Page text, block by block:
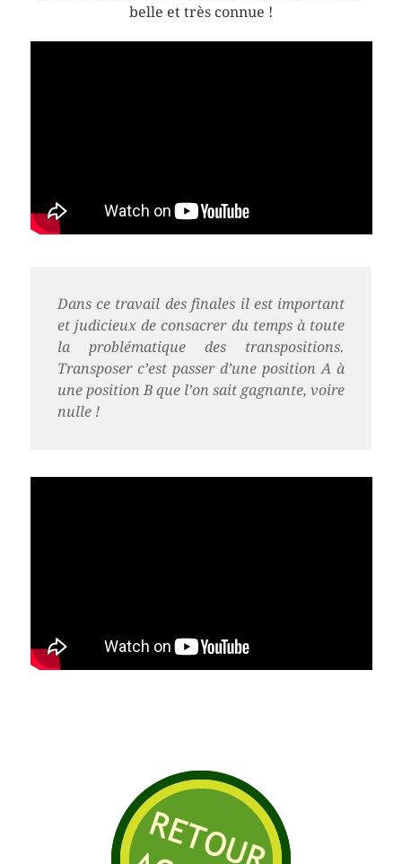
belle et très connue !
Dans ce travail des finales il est important
et judicieux de consacrer du temps à toute
la problématique des transpositions.
Transposer c’est passer d’une position A à
une position B que l’on sait gagnante, voire
nulle !